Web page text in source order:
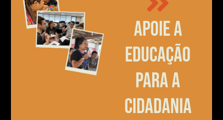
Apoie a
educação
para a
cidadania